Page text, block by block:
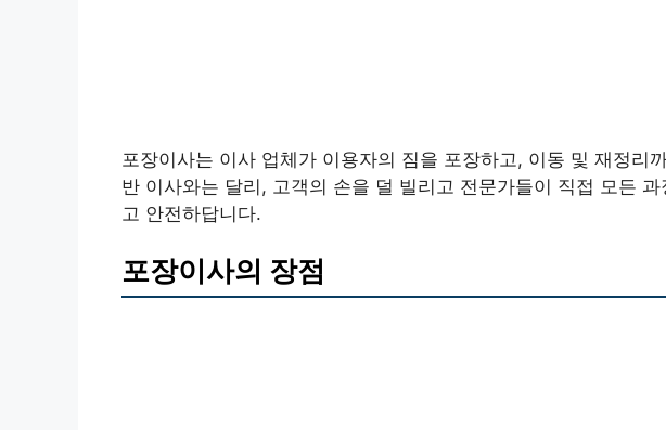
포장이사는 이사 업체가 이용자의 짐을 포장하고, 이동 및 재정리
반 이사와는 달리, 고객의 손을 덜 빌리고 전문가들이 직접 모든
고 안전하답니다.
포장이사의 장점